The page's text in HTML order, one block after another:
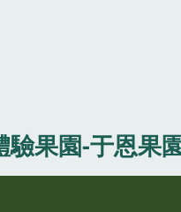
驗果園-于恩果